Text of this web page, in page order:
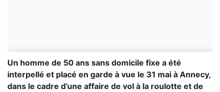
Un homme de 50 ans sans domicile fixe a été
interpellé et placé en garde à vue le 31 mai à Annecy,
dans le cadre d’une affaire de vol à la roulotte et de